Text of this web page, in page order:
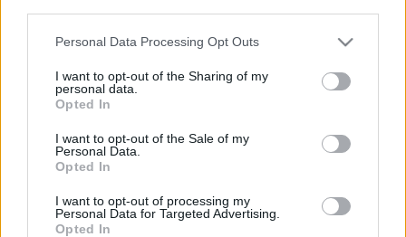
Please note that this website/app uses one or more Google
not limited to your visit or usage behaviour. You may click to
grant or deny consent to Google and its third-party tags to
use your data for below specified purposes in below Google
consent section.
Personal Data Processing Opt Outs
I want to opt-out of the Sharing of my
personal data.
Opted In
I want to opt-out of the Sale of my
Personal Data.
Opted In
I want to opt-out of processing my
Personal Data for Targeted Advertising.
Opted In
telefonkártyák gyűjtése. És hogy milyen témákról,
nos, azt nem hiszem, hogy a lemilen különösebben
magyarázni kéne: minden, ami egyenruha,
haditechnika, zászló vagy címer.…